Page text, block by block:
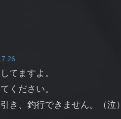
てますよ。
ください。
き、釣行できません。（泣）